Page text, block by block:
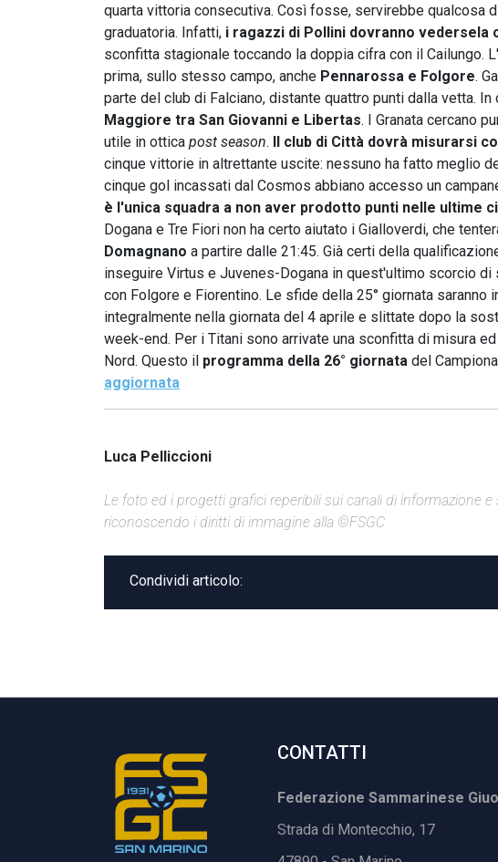
quarta vittoria consecutiva. Così fosse, servirebbe qualcosa
graduatoria. Infatti, i ragazzi di Pollini dovranno vedersela
sconfitta stagionale toccando la doppia cifra con il Cailungo.
prima, sullo stesso campo, anche Pennarossa e Folgore.
parte del club di Falciano, distante quattro punti dalla vetta. In
Maggiore tra San Giovanni e Libertas. I Granata cercano
utile in ottica post season. Il club di Città dovrà misurarsi
cinque vittorie in altrettante uscite: nessuno ha fatto meglio
cinque gol incassati dal Cosmos abbiano accesso un
è l'unica squadra a non aver prodotto punti nelle ultime
Dogana e Tre Fiori non ha certo aiutato i Gialloverdi, che
Domagnano a partire dalle 21:45. Già certi della
inseguire Virtus e Juvenes-Dogana in quest'ultimo scorcio
con Folgore e Fiorentino. Le sfide della 25° giornata
integralmente nella giornata del 4 aprile e slittate dopo la
week-end. Per i Titani sono arrivate una sconfitta di misura
Nord. Questo il programma della 26° giornata del
aggiornata
Luca Pelliccioni
Le foto ed i progetti grafici reperibili sui canali di informazione
riconoscendo i diritti di immagine alla ©FSGC
Condividi articolo:
CONTATTI
Federazione Sammarinese
Strada di Montecchio, 17